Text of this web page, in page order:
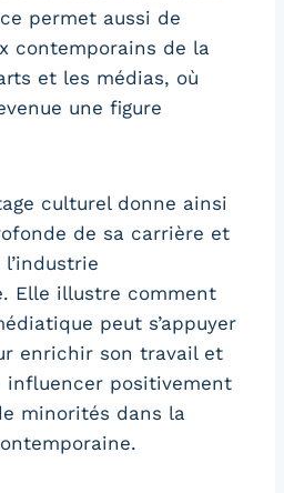
permet aussi de
contemporains de la
et les médias, où
une figure
culturel donne ainsi
de sa carrière et
Elle illustre comment
peut s’appuyer
enrichir son travail et
influencer positivement
minorités dans la